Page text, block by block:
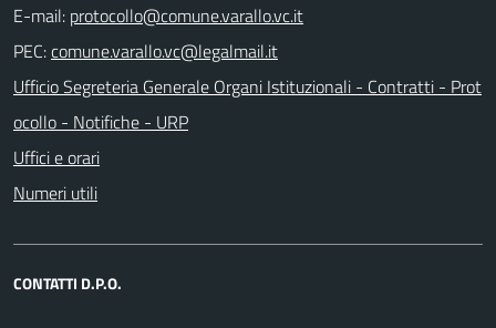
E-mail:
PEC:
Ufficio Segreteria Generale Organi Istituzionali - Contratti - Prot
ocollo - Notifiche - URP
Uffici e orari
Numeri utili
CONTATTI D.P.O.